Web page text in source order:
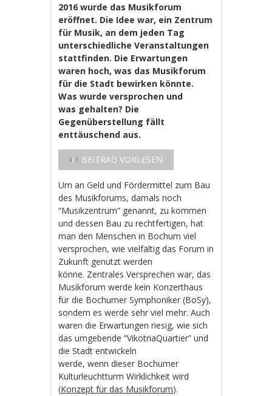
2016 wurde das Musikforum
eröffnet. Die Idee war, ein Zentrum
für Musik, an dem jeden Tag
unterschiedliche Veranstaltungen
stattfinden. Die Erwartungen
waren hoch, was das Musikforum
für die Stadt bewirken könnte.
Was wurde versprochen und
was gehalten? Die
Gegenüberstellung fällt
enttäuschend aus.
BEITRAG VORLESEN
Um an Geld und Fördermittel zum Bau
des Musikforums, damals noch
“Musikzentrum” genannt, zu kommen
und dessen Bau zu rechtfertigen, hat
man den Menschen in Bochum viel
versprochen, wie vielfältig das Forum in
Zukunft genutzt werden
könne. Zentrales Versprechen war, das
Musikforum werde kein Konzerthaus
für die Bochumer Symphoniker (BoSy),
sondern es werde sehr viel mehr. Auch
waren die Erwartungen riesig, wie sich
das umgebende “VikotriaQuartier” und
die Stadt entwickeln
werde, wenn dieser Bochumer
Kulturleuchtturm Wirklichkeit wird
(Konzept für das Musikforum).